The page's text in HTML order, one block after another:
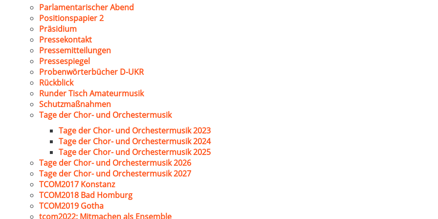
Parlamentarischer Abend
Positionspapier 2
Präsidium
Pressekontakt
Pressemitteilungen
Pressespiegel
Probenwörterbücher D-UKR
Rückblick
Runder Tisch Amateurmusik
Schutzmaßnahmen
Tage der Chor- und Orchestermusik
Tage der Chor- und Orchestermusik 2023
Tage der Chor- und Orchestermusik 2024
Tage der Chor- und Orchestermusik 2025
Tage der Chor- und Orchestermusik 2026
Tage der Chor- und Orchestermusik 2027
TCOM2017 Konstanz
TCOM2018 Bad Homburg
TCOM2019 Gotha
tcom2022: Mitmachen als Ensemble